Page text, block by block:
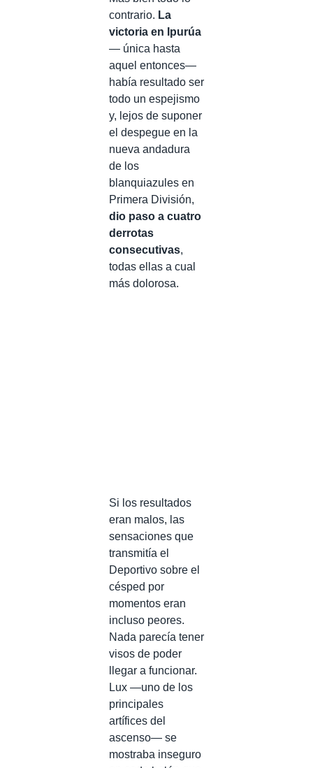
contrario. La
victoria en Ipurúa
— única hasta
aquel entonces—
había resultado ser
todo un espejismo
y, lejos de suponer
el despegue en la
nueva andadura
de los
blanquiazules en
Primera División,
dio paso a cuatro
derrotas
consecutivas,
todas ellas a cual
más dolorosa.
Si los resultados
eran malos, las
sensaciones que
transmitía el
Deportivo sobre el
césped por
momentos eran
incluso peores.
Nada parecía tener
visos de poder
llegar a funcionar.
Lux —uno de los
principales
artífices del
ascenso— se
mostraba inseguro